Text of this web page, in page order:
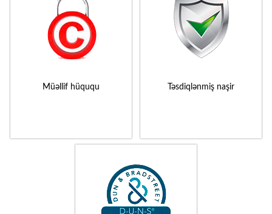
Müəllif hüququ Təsdiqlənmiş naşir